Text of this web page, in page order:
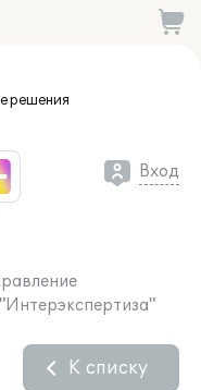
решения
Вход
К списку